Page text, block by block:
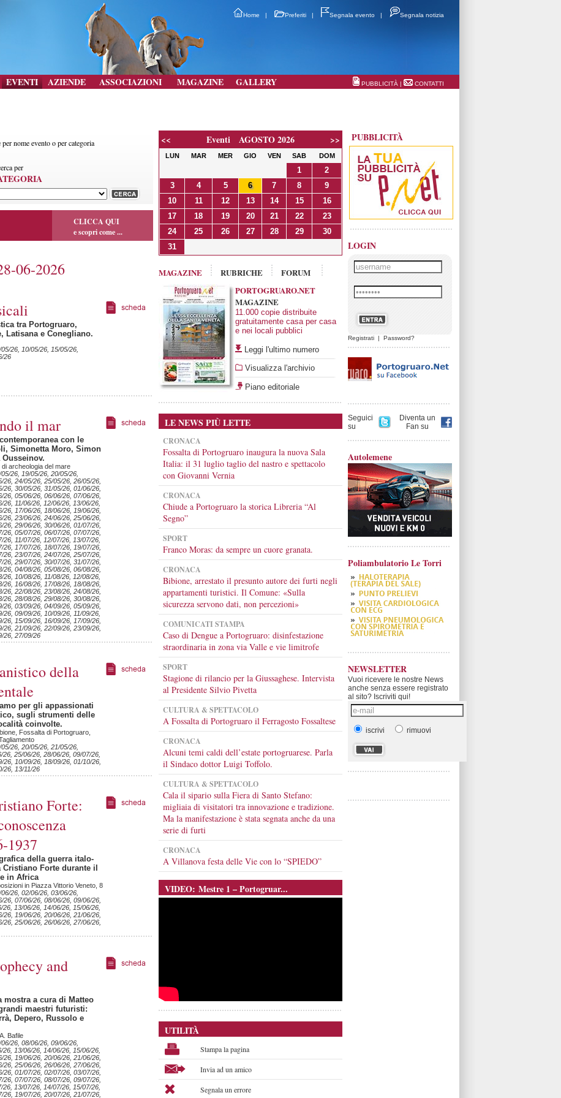
Home | Preferiti | Segnala evento | Segnala notizia
EVENTI AZIENDE ASSOCIAZIONI MAGAZINE GALLERY PUBBLICITÀ | CONTATTI
nome evento o per categoria
per
CLICCA QUI
e scopri come ...
06-2026
tra Portogruaro,
Latisana e Conegliano.
26, 10/05/26, 15/05/26,
26
il mar
con le
Simonetta Moro, Simon
archeologia del mare
26, 19/05/26, 20/05/26,
26, 24/05/26, 25/05/26, 26/05/26,
26, 30/05/26, 31/05/26, 01/06/26,
26, 05/06/26, 06/06/26, 07/06/26,
11/06/26, 12/06/26, 13/06/26,
26, 17/06/26, 18/06/26, 19/06/26,
26, 23/06/26, 24/06/26, 25/06/26,
26, 29/06/26, 30/06/26, 01/07/26,
26, 05/07/26, 06/07/26, 07/07/26,
11/07/26, 12/07/26, 13/07/26,
26, 17/07/26, 18/07/26, 19/07/26,
26, 23/07/26, 24/07/26, 25/07/26,
26, 29/07/26, 30/07/26, 31/07/26,
26, 04/08/26, 05/08/26, 06/08/26,
10/08/26, 11/08/26, 12/08/26,
26, 16/08/26, 17/08/26, 18/08/26,
26, 22/08/26, 23/08/26, 24/08/26,
26, 28/08/26, 29/08/26, 30/08/26,
26, 03/09/26, 04/09/26, 05/09/26,
09/09/26, 10/09/26, 11/09/26,
26, 15/09/26, 16/09/26, 17/09/26,
26, 21/09/26, 22/09/26, 23/09/26,
26, 27/09/26
della
per gli appassionati
sugli strumenti delle
coinvolte.
Fossalta di Portogruaro,
26, 20/05/26, 21/05/26,
25/06/26, 28/06/26, 09/07/26,
26, 10/09/26, 18/09/26, 01/10/26,
26, 13/11/26
Forte:
1937
della guerra italo-
Forte durante il
in Africa
in Piazza Vittorio Veneto, 8
26, 02/06/26, 03/06/26,
26, 07/06/26, 08/06/26, 09/06/26,
26, 13/06/26, 14/06/26, 15/06/26,
26, 19/06/26, 20/06/26, 21/06/26,
26, 25/06/26, 26/06/26, 27/06/26,
and
mostra a cura di Matteo
maestri futuristi:
Depero, Russolo e
Bafile
26, 08/06/26, 09/06/26,
26, 13/06/26, 14/06/26, 15/06/26,
26, 19/06/26, 20/06/26, 21/06/26,
26, 25/06/26, 26/06/26, 27/06/26,
26, 01/07/26, 02/07/26, 03/07/26,
26, 07/07/26, 08/07/26, 09/07/26,
26, 13/07/26, 14/07/26, 15/07/26,
26, 19/07/26, 20/07/26, 21/07/26,
<< Eventi AGOSTO 2026 >>
LUN MAR MER GIO VEN SAB DOM
1
2
3
4 5 6 7 8
9
10
11 12 13 14 15
16
17
18 19 20 21 22
23
24
25 26 27 28 29
30
31
MAGAZINE RUBRICHE
FORUM
PORTOGRUARO.NET
MAGAZINE
11.000 copie distribuite
gratuitamente casa per casa
e nei locali pubblici
Leggi l'ultimo numero
Visualizza l'archivio
Piano editoriale
LE NEWS PIÙ LETTE
CRONACA
Fossalta di Portogruaro inaugura la nuova Sala
Italia: il 31 luglio taglio del nastro e spettacolo
con Giovanni Vernia
CRONACA
Chiude a Portogruaro la storica Libreria “Al
Segno”
SPORT
Franco Moras: da sempre un cuore granata.
CRONACA
Bibione, arrestato il presunto autore dei furti negli
appartamenti turistici. Il Comune: «Sulla
sicurezza servono dati, non percezioni»
COMUNICATI STAMPA
Caso di Dengue a Portogruaro: disinfestazione
straordinaria in zona via Valle e vie limitrofe
SPORT
Stagione di rilancio per la Giussaghese. Intervista
al Presidente Silvio Pivetta
CULTURA & SPETTACOLO
A Fossalta di Portogruaro il Ferragosto Fossaltese
CRONACA
Alcuni temi caldi dell’estate portogruarese. Parla
il Sindaco dottor Luigi Toffolo.
CULTURA & SPETTACOLO
Cala il sipario sulla Fiera di Santo Stefano:
migliaia di visitatori tra innovazione e tradizione.
Ma la manifestazione è stata segnata anche da una
serie di furti
CRONACA
A Villanova festa delle Vie con lo “SPIEDO”
VIDEO: Mestre 1 – Portogruar...
UTILITÀ
Stampa la pagina
Invia ad un amico
Segnala un errore
PUBBLICITÀ
LOGIN
Registrati | Password?
Seguici
su
Diventa un
Fan su
Autolemene
Poliambulatorio Le Torri
NEWSLETTER
Vuoi ricevere le nostre News
anche senza essere registrato
al sito? Iscriviti qui!
iscrivi rimuovi